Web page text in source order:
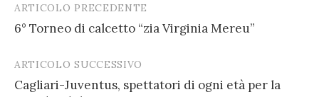
Post
navigation
ARTICOLO PRECEDENTE
6° Torneo di calcetto “zia Virginia Mereu”
ARTICOLO SUCCESSIVO
Cagliari-Juventus, spettatori di ogni età per la